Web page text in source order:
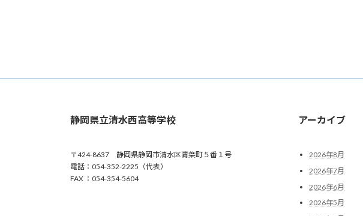
静岡県立清水西高等学校
〒424-8637 静岡県静岡市清水区青葉町５番１号
電話：054-352-2225（代表）
FAX ：054-354-5604
アーカイブ
2026年8月
2026年7月
2026年6月
2026年5月